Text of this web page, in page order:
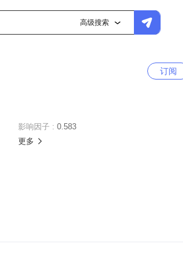
高级搜索
订阅
影响因子 : 0.583
更多